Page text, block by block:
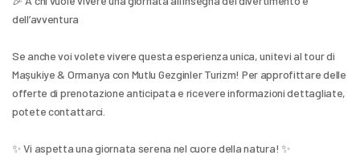
dell’avventura
Se anche voi volete vivere questa esperienza unica, unitevi al tour di
Maşukiye & Ormanya con Mutlu Gezginler Turizm! Per approfittare delle
offerte di prenotazione anticipata e ricevere informazioni dettagliate,
potete contattarci.
✨ Vi aspetta una giornata serena nel cuore della natura! ✨